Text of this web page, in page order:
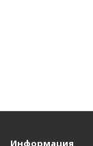
Информация